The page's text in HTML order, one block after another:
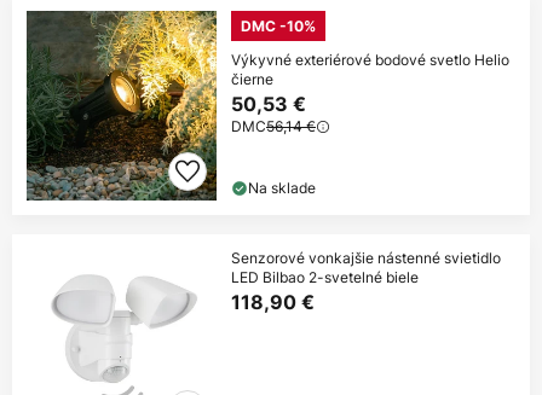
DMC -10%
Výkyvné exteriérové bodové svetlo Helio
čierne
50,53 €
DMC56,14 €
Na sklade
Senzorové vonkajšie nástenné svietidlo
LED Bilbao 2-svetelné biele
118,90 €